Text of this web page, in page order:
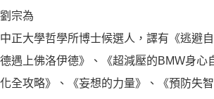
劉宗為
中正大學哲學所博士候選人，譯有《逃避
德遇上佛洛伊德》、《超減壓的BMW身心
化全攻略》、《妄想的力量》、《預防失